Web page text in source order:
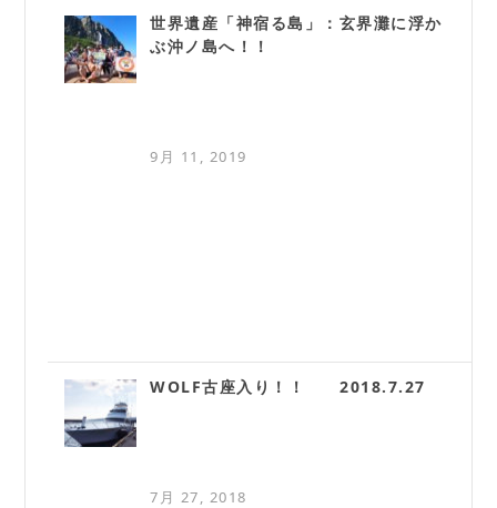
世界遺産「神宿る島」：玄界灘に浮か
ぶ沖ノ島へ！！
9月 11, 2019
WOLF古座入り！！ 2018.7.27
7月 27, 2018